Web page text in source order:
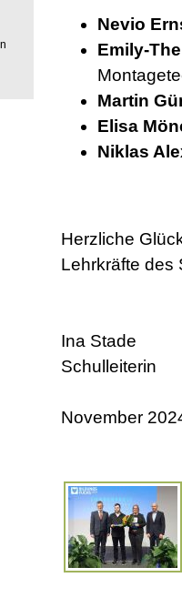
Nevio
Emily-
Martin
Elisa
Niklas
Herzliche
Lehrkräfte des
Ina Stade
Schulleiterin
November